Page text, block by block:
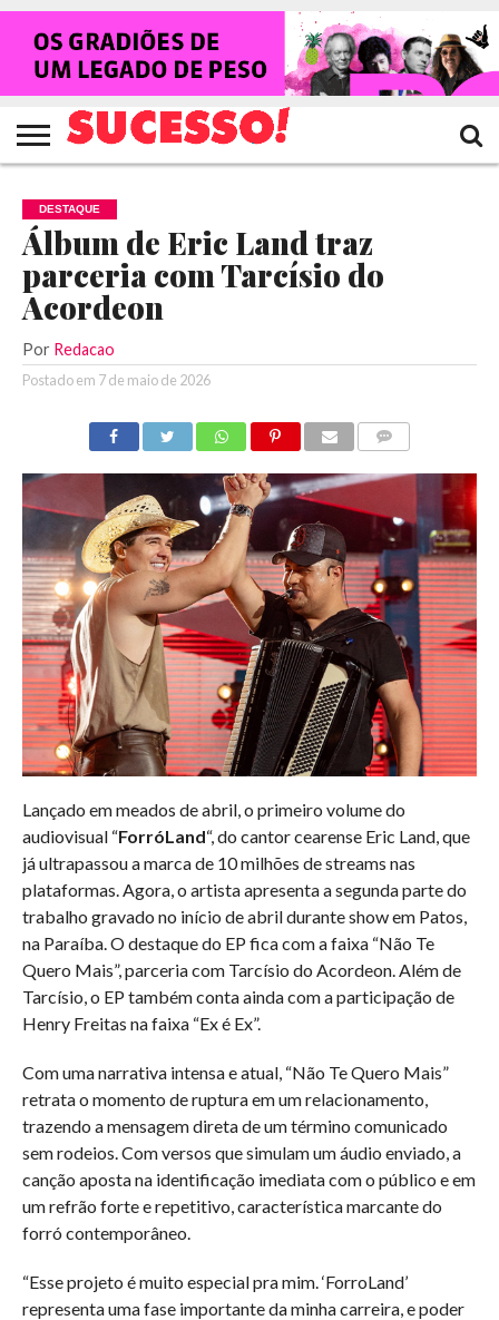
HOME
NOTÍCIAS
SHOWS
ENTREVISTAS
CLIQUES
RANKING
CROWLEY
TV
SUCESSO!
REVISTA
SUCESSO!
DESTAQUE
Álbum de Eric Land traz
parceria com Tarcísio do
Acordeon
Por Redacao
Postado em 7 de maio de 2026
Lançado em meados de abril, o primeiro volume do
audiovisual “ForróLand“, do cantor cearense Eric Land, que
já ultrapassou a marca de 10 milhões de streams nas
plataformas. Agora, o artista apresenta a segunda parte do
trabalho gravado no início de abril durante show em Patos,
na Paraíba. O destaque do EP fica com a faixa “Não Te
Quero Mais”, parceria com Tarcísio do Acordeon. Além de
Tarcísio, o EP também conta ainda com a participação de
Henry Freitas na faixa “Ex é Ex”.
Com uma narrativa intensa e atual, “Não Te Quero Mais”
retrata o momento de ruptura em um relacionamento,
trazendo a mensagem direta de um término comunicado
sem rodeios. Com versos que simulam um áudio enviado, a
canção aposta na identificação imediata com o público e em
um refrão forte e repetitivo, característica marcante do
forró contemporâneo.
“Esse projeto é muito especial pra mim. ‘ForroLand’
representa uma fase importante da minha carreira, e poder